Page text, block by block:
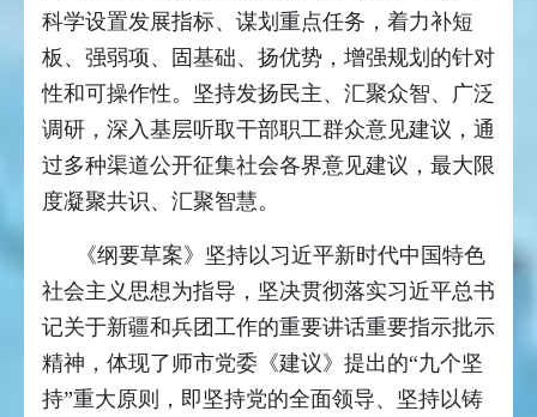
科学设置发展指标、谋划重点任务，着力补短
板、强弱项、固基础、扬优势，增强规划的针对
性和可操作性。坚持发扬民主、汇聚众智、广泛
调研，深入基层听取干部职工群众意见建议，通
过多种渠道公开征集社会各界意见建议，最大限
度凝聚共识、汇聚智慧。
《纲要草案》坚持以习近平新时代中国特色
社会主义思想为指导，坚决贯彻落实习近平总书
记关于新疆和兵团工作的重要讲话重要指示批示
精神，体现了师市党委《建议》提出的“九个坚
持”重大原则，即坚持党的全面领导、坚持以铸